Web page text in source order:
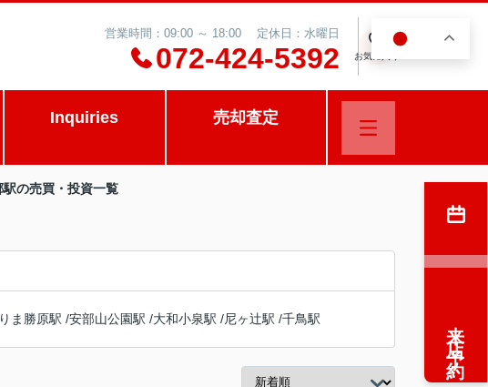
営業時間：09:00 ～ 18:00 定休日：水曜日
072-424-5392 お気に入り
Inquiries 売却査定
駅の売買・投資一覧
ま勝原駅 /安部山公園駅 /大和小泉駅 /尼ヶ辻駅 /千鳥駅 来店予約